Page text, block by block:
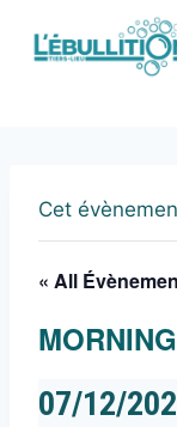
Cet
« All
07/12/